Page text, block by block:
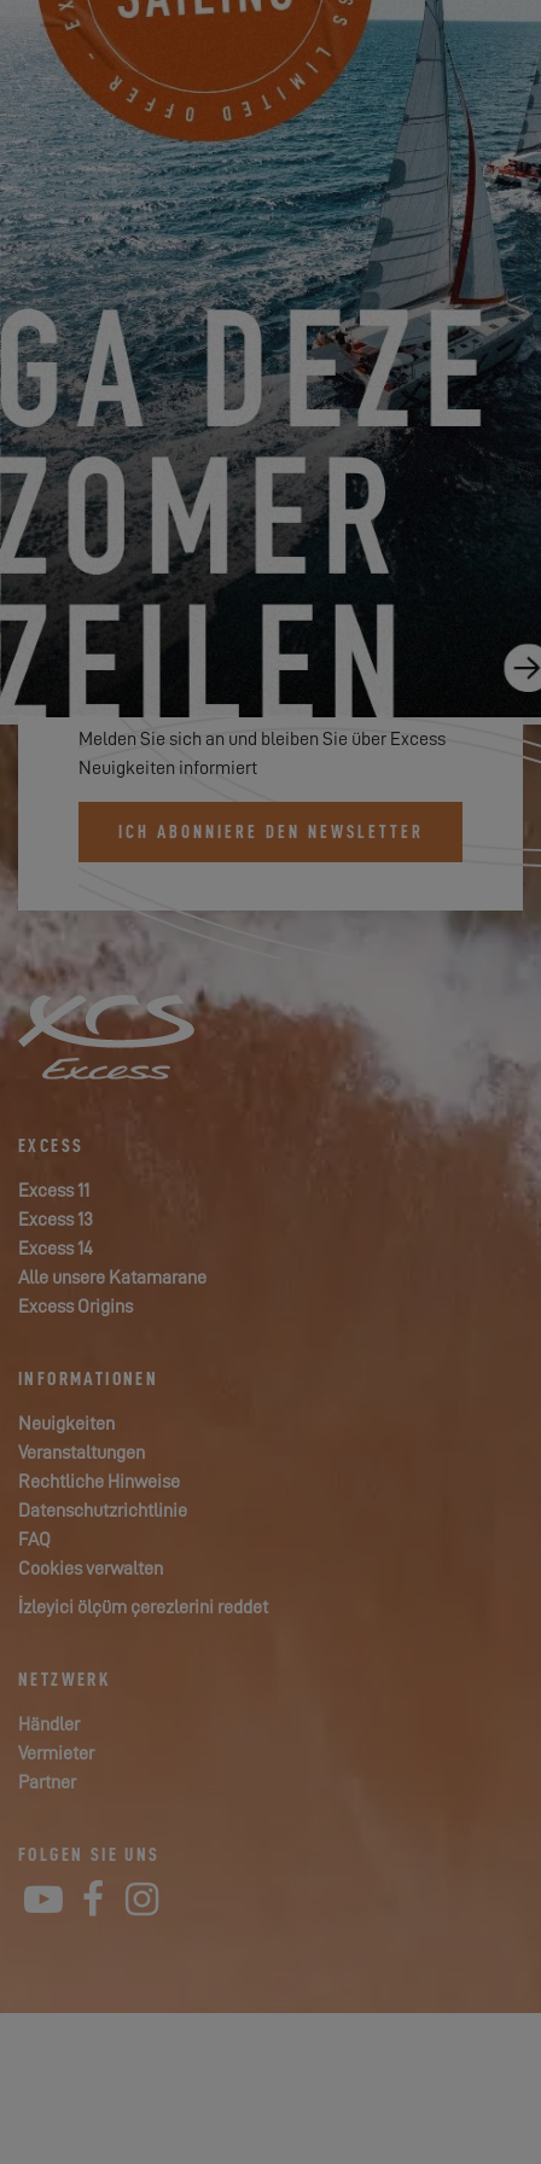
EIN PLATZ AUF DEM SIEGERPODEST BEI ANKUNFT DER
ARC 2023!
15.05.23
EXCESS TOUR: KOMMEN SIE AN BORD FÜR DIE ZWEITE
05.05.23
ABONNIEREN SIE DEN EXCESS
NEWSLETTER
Melden Sie sich an und bleiben Sie über Excess
Neuigkeiten informiert
ICH ABONNIERE DEN NEWSLETTER
EXCESS
Excess 11
Excess 13
Excess 14
Alle unsere Katamarane
Excess Origins
INFORMATIONEN
Neuigkeiten
Veranstaltungen
Rechtliche Hinweise
Datenschutzrichtlinie
FAQ
Cookies verwalten
İzleyici ölçüm çerezlerini reddet
NETZWERK
Händler
Vermieter
Partner
FOLGEN SIE UNS
YouTube
Facebook
Instagram